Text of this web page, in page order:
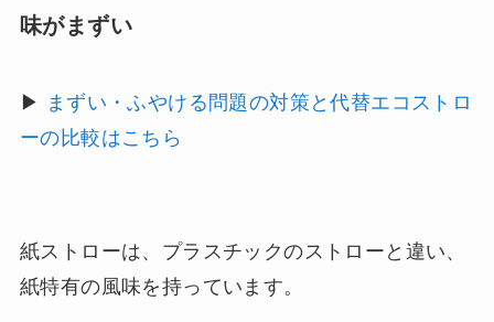
味がまずい
▶
まずい・ふやける問題の対策と代替エコストロ
ーの比較はこちら
紙ストローは、プラスチックのストローと違い、
紙特有の風味を持っています。